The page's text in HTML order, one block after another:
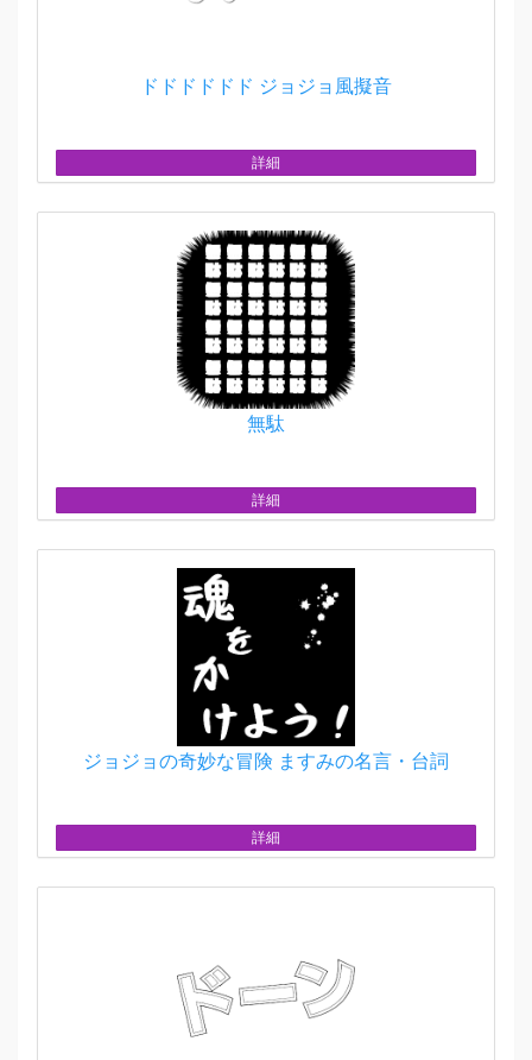
ドドドドドド ジョジョ風擬音
詳細
無駄
詳細
ジョジョの奇妙な冒険 ますみの名言・台詞
詳細